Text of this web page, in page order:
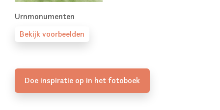
Urnmonumenten
Bekijk voorbeelden
Doe inspiratie op in het fotoboek